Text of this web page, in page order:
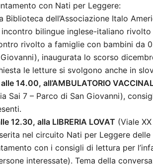
con Nati per Leggere:
Biblioteca dell’Associazione Italo
incontro bilingue inglese-italiano
rivolto a famiglie con bambini da
Giovanni), inaugurata lo scorso
le letture si svolgono anche in
14.00, all’AMBULATORIO
Sai 7 – Parco di San Giovanni),
12.30, alla LIBRERIA LOVAT (Viale
nel circuito Nati per Leggere
con i consigli di lettura per
interessate). Tema della